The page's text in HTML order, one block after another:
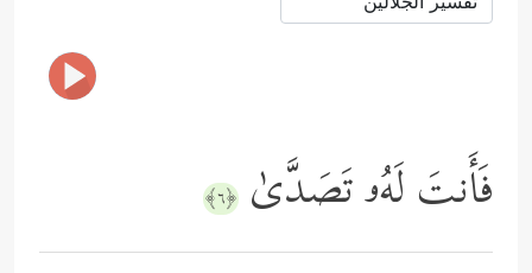
فَأَنتَ لَهُۥ تَصَدَّىٰ ﴿٦﴾